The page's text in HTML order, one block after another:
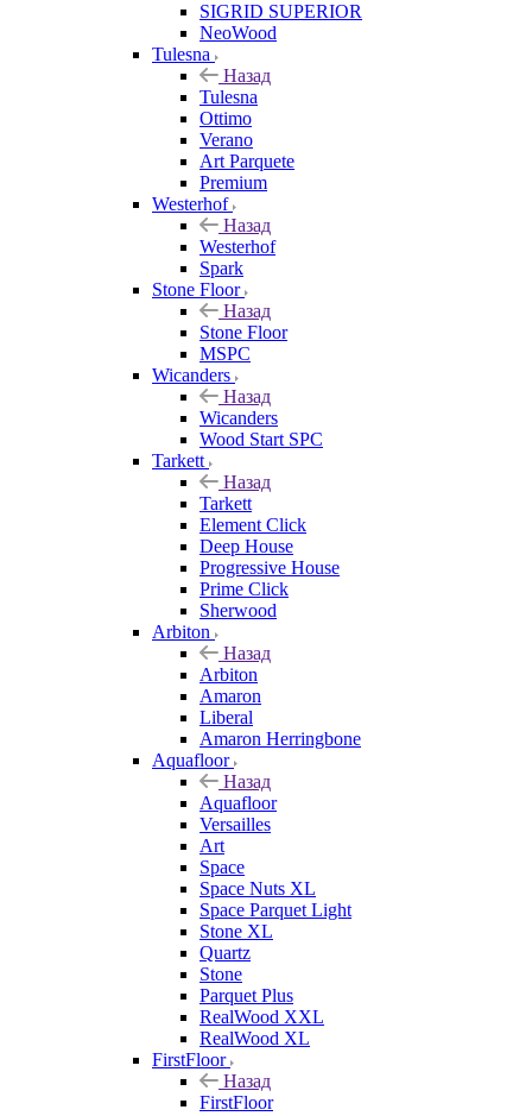
SIGRID SUPERIOR
NeoWood
Tulesna
Назад
Tulesna
Ottimo
Verano
Art Parquete
Premium
Westerhof
Назад
Westerhof
Spark
Stone Floor
Назад
Stone Floor
MSPC
Wicanders
Назад
Wicanders
Wood Start SPC
Tarkett
Назад
Tarkett
Element Click
Deep House
Progressive House
Prime Click
Sherwood
Arbiton
Назад
Arbiton
Amaron
Liberal
Amaron Herringbone
Aquafloor
Назад
Aquafloor
Versailles
Art
Space
Space Nuts XL
Space Parquet Light
Stone XL
Quartz
Stone
Parquet Plus
RealWood XXL
RealWood XL
FirstFloor
Назад
FirstFloor